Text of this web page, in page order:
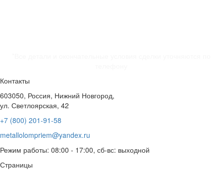
Контакты
603050, Россия, Нижний Новгород,
ул. Светлоярская, 42
+7 (800) 201-91-58
metallolompriem@yandex.ru
Режим работы: 08:00 - 17:00, сб-вс: выходной
Страницы